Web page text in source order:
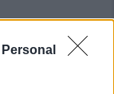
Silanus e
Siniscola